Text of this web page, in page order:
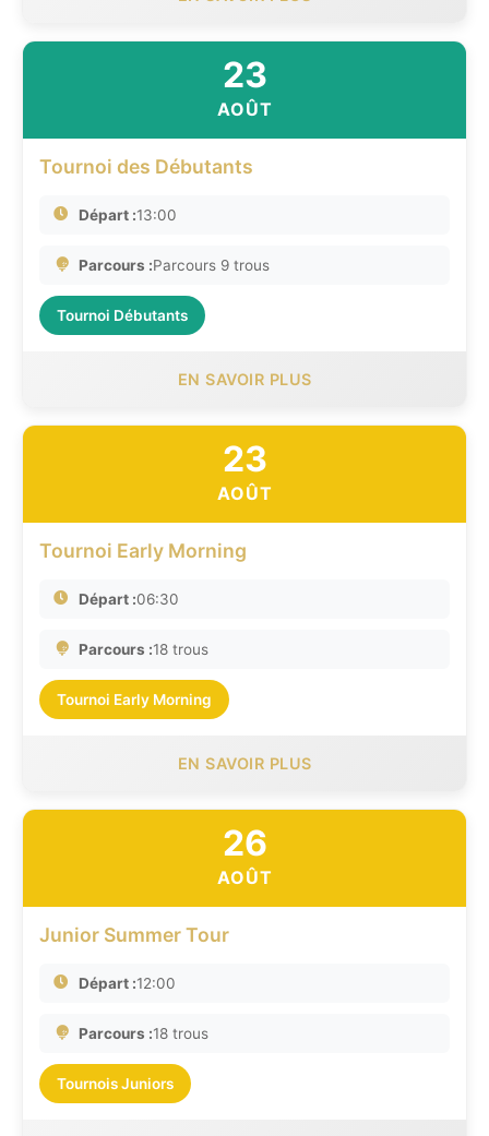
23
AOÛT
Tournoi des Débutants
Départ :13:00
Parcours :Parcours 9 trous
Tournoi Débutants
EN SAVOIR PLUS
23
AOÛT
Tournoi Early Morning
Départ :06:30
Parcours :18 trous
Tournoi Early Morning
EN SAVOIR PLUS
26
AOÛT
Junior Summer Tour
Départ :12:00
Parcours :18 trous
Tournois Juniors